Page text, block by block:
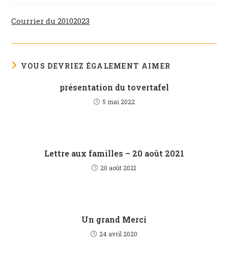
Courrier du 20102023
VOUS DEVRIEZ ÉGALEMENT AIMER
présentation du tovertafel
5 mai 2022
Lettre aux familles – 20 août 2021
20 août 2021
Un grand Merci
24 avril 2020